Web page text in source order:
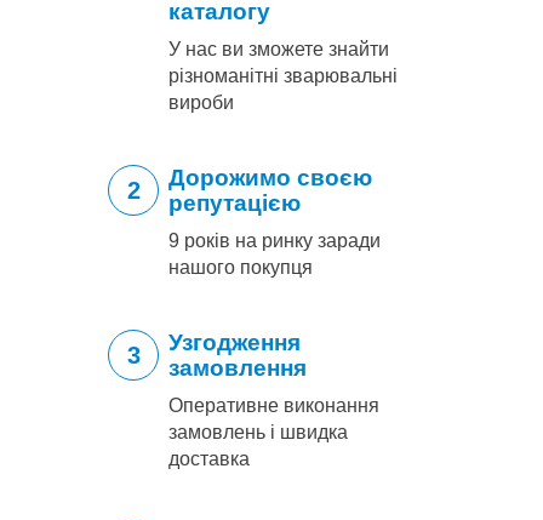
каталогу
У нас ви зможете знайти
різноманітні зварювальні
вироби
2
Дорожимо своєю
репутацією
9 років на ринку заради
нашого покупця
3
Узгодження
замовлення
Оперативне виконання
замовлень і швидка
доставка